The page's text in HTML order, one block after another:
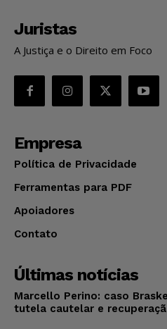
Juristas
A Justiça e o Direito em Foco
Empresa
Política de Privacidade
Ferramentas para PDF
Apoiadores
Contato
Últimas notícias
Marcello Perino: caso
tutela cautelar e